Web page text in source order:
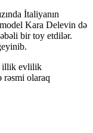
İtaliyanın
Kara Delevin də
bir toy etdilər.
illik evlilik
rəsmi olaraq